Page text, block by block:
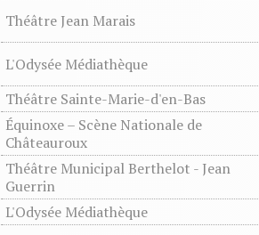
Théâtre Jean Marais
L'Odysée Médiathèque
Théâtre Sainte-Marie-d'en-Bas
Équinoxe – Scène Nationale de
Châteauroux
Théâtre Municipal Berthelot - Jean
Guerrin
L'Odysée Médiathèque